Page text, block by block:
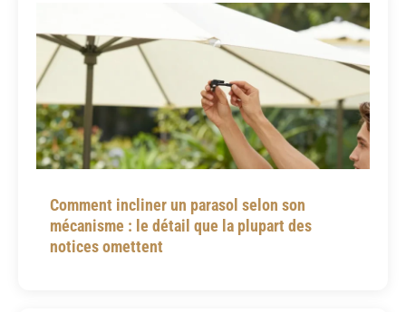
Comment incliner un parasol selon son
mécanisme : le détail que la plupart des
notices omettent